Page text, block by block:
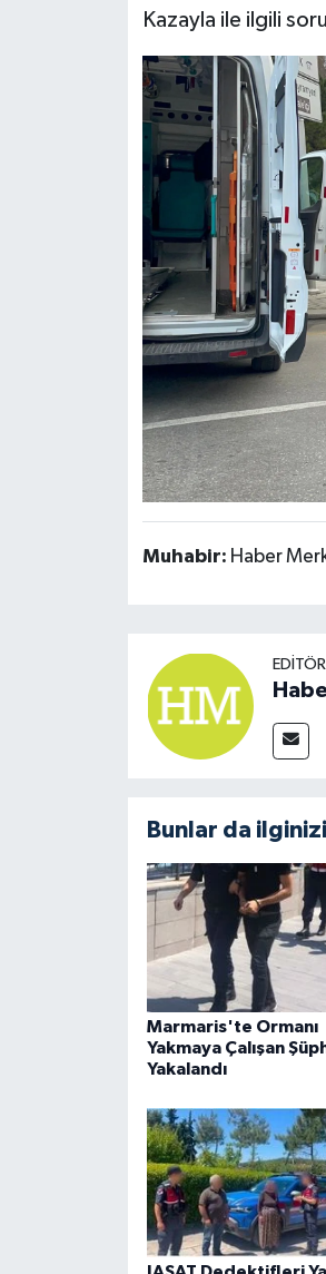
Kazayla ile ilgili
Muhabir: Haber
Bunlar da
Marmaris'te Ormanı
Yakmaya Çalışan
Yakalandı